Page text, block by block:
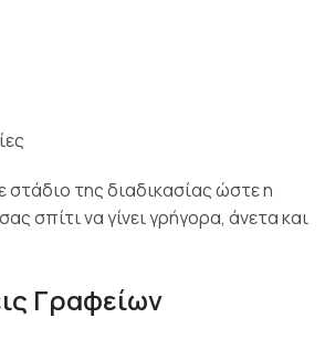
της διαδικασίας ώστε η
σπίτι να γίνει γρήγορα, άνετα και
Γραφείων